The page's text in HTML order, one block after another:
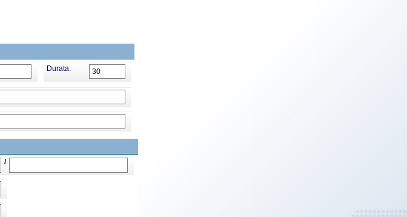
Durata: 30
/